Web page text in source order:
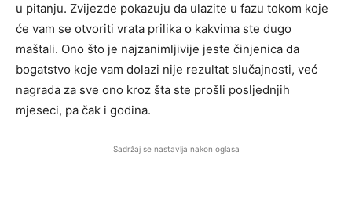
u pitanju. Zvijezde pokazuju da ulazite u fazu tokom koje
će vam se otvoriti vrata prilika o kakvima ste dugo
maštali. Ono što je najzanimljivije jeste činjenica da
bogatstvo koje vam dolazi nije rezultat slučajnosti, već
nagrada za sve ono kroz šta ste prošli posljednjih
mjeseci, pa čak i godina.
Sadržaj se nastavlja nakon oglasa